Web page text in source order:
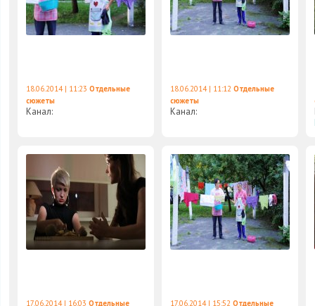
18.06.2014 | 11:23 Отдельные
сюжеты
Канал:
18.06.2014 | 11:12 Отдельные
сюжеты
Канал:
17.06.2014 | 16:03 Отдельные
17.06.2014 | 15:52 Отдельные